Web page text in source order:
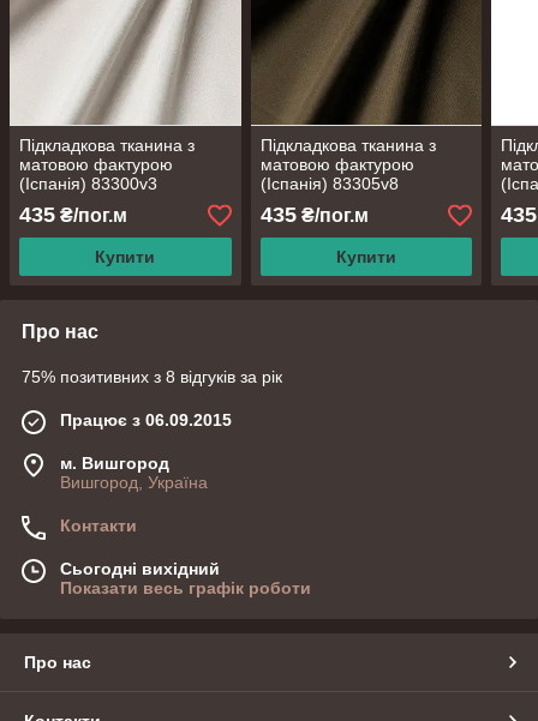
Підкладкова тканина з
матовою фактурою
(Іспанія) 83300v3
435 ₴/пог.м
Купити
Підкладкова тканина з
матовою фактурою
(Іспанія) 83305v8
435₴/пог.м
Купити
435
Про нас
75% позитивних з 8 відгуків за рік
Працює з 06.09.2015
м. Вишгород
Вишгород, Україна
Контакти
Сьогодні вихідний
Показати весь графік роботи
Про нас